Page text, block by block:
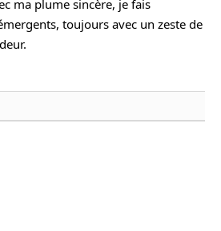
ma plume sincère, je fais
toujours avec un zeste de